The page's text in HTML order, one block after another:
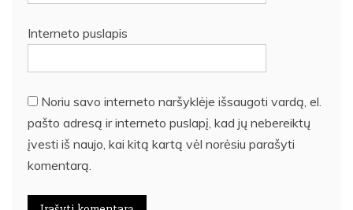
Interneto puslapis
Noriu savo interneto naršyklėje išsaugoti vardą, el.
pašto adresą ir interneto puslapį, kad jų nebereiktų
įvesti iš naujo, kai kitą kartą vėl norėsiu parašyti
komentarą.